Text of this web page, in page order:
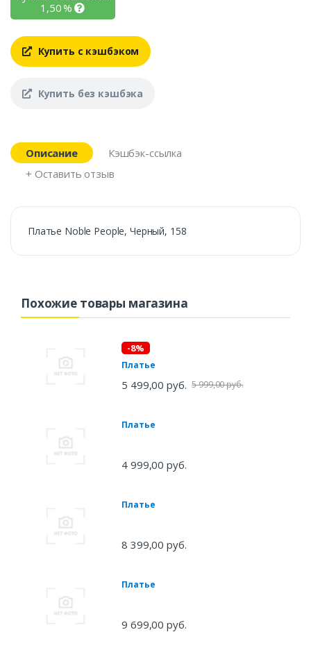
1,50%
Купить с кэшбэком
Купить без кэшбэка
Описание
Кэшбэк-ссылка
+ Оставить отзыв
Платье Noble People, Черный, 158
Похожие товары магазина
-8%
Платье
5 499,00 руб. 5 999,00 руб.
Платье
4 999,00 руб.
Платье
8 399,00 руб.
Платье
9 699,00 руб.